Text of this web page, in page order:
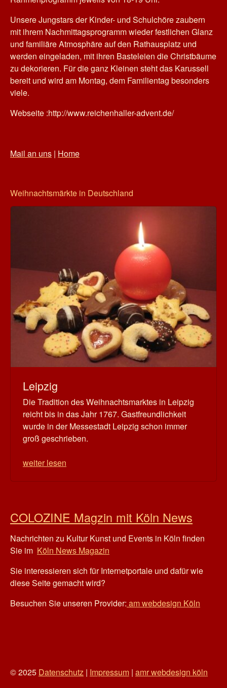
Unsere Jungstars der Kinder- und Schulchöre zaubern
mit ihrem Nachmittagsprogramm wieder festlichen Glanz
und familiäre Atmosphäre auf den Rathausplatz und
werden eingeladen, mit ihren Basteleien die Christbäume
zu dekorieren. Für die ganz Kleinen steht das Karussell
bereit und wird am Montag, dem Familientag besonders
viele.
Webseite :http://www.reichenhaller-advent.de/
Mail an uns | Home
Weihnachtsmärkte in Deutschland
Leipzig
Die Tradition des Weihnachtsmarktes in Leipzig
reicht bis in das Jahr 1767. Gastfreundlichkeit
wurde in der Messestadt Leipzig schon immer
groß geschrieben.
weiter lesen
COLOZINE Magzin mit Köln News
Nachrichten zu Kultur Kunst und Events in Köln finden
Sie im Köln News Magazin
Sie interessieren sich für Internetportale und dafür wie
diese Seite gemacht wird?
Besuchen Sie unseren Provider: am webdesign Köln
© 2025 Datenschutz | Impressum | amr webdesign köln